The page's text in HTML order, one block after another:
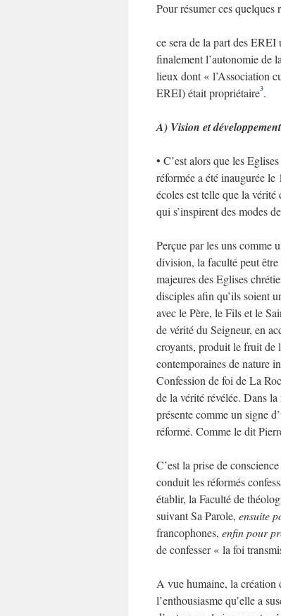
Pour résumer ces
ce sera de la part des EREI
finalement l’autonomie de
lieux dont « l’Association
EREI) était propriétaire3.
A) Vision et développement
• C’est alors que les
réformée a été inaugurée
écoles est telle que la
qui s’inspirent des modes
Perçue par les uns comme
division, la faculté peut être
majeures des Eglises
disciples afin qu’ils soient
avec le Père, le Fils et le
de vérité du Seigneur, en
croyants, produit le fruit de
contemporaines de nature
Confession de foi de La
de la vérité révélée. Dans
présente comme un signe
réformé. Comme le dit
C’est la prise de
conduit les réformés
établir, la Faculté de
suivant Sa Parole, ensuite
francophones, enfin pour
de confesser « la foi
A vue humaine, la création
l’enthousiasme qu’elle a